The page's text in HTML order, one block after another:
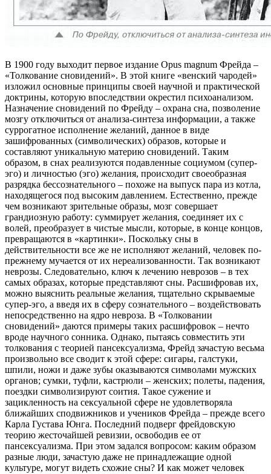
В 1900 году выходит первое издание Opus magnum Фрейда –
«Толкование сновидений». В этой книге «венский чародей»
изложил основные принципы своей научной и практической
доктрины, которую впоследствии окрестил психоанализом.
Назначение сновидений по Фрейду – охрана сна, позволение
мозгу отключиться от анализа-синтеза информации, а также
суррогатное исполнение желаний, данное в виде
зашифрованных (символических) образов, которые и
составляют уникальную материю сновидений. Таким
образом, в снах реализуются подавленные социумом (супер-
эго) и личностью (эго) желания, происходит своеобразная
разрядка бессознательного – похоже на выпуск пара из котла,
находящегося под высоким давлением. Естественно, прежде
чем возникают зрительные образы, мозг совершает
грандиозную работу: суммирует желания, соединяет их с
волей, преобразует в чистые мысли, которые, в конце концов,
превращаются в «картинки». Поскольку сны в
действительности все же не исполняют желаний, человек по-
прежнему мучается от их нереализованности. Так возникают
неврозы. Следовательно, ключ к лечению неврозов – в тех
самых образах, которые представляют сны. Расшифровав их,
можно выяснить реальные желания, тщательно скрываемые
супер-эго, а введя их в сферу сознательного – воздействовать
непосредственно на ядро невроза. В «Толковании
сновидений» даются примеры таких расшифровок – нечто
вроде научного сонника. Однако, пытаясь совместить эти
толкования с теорией пансексуализма, Фрейд зачастую весьма
произвольно все сводит к этой сфере: сигары, галстуки,
шпили, ножи и даже зубы оказываются символами мужских
органов; сумки, туфли, кастрюли – женских; полеты, падения,
поездки символизируют соития. Такое сужение и
зацикленность на сексуальной сфере не удовлетворяла
ближайших сподвижников и учеников Фрейда – прежде всего
Карла Густава Юнга. Последний подверг фрейдовскую
теорию жесточайшей ревизии, освободив ее от
пансексуализма. При этом задался вопросом: каким образом
разные люди, зачастую даже не принадлежащие одной
культуре, могут видеть схожие сны? И как может человек